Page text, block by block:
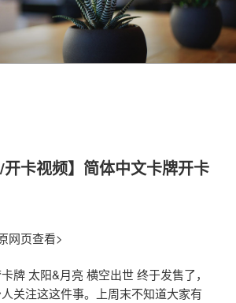
/开卡视频】简体中文卡牌开卡
网页查看>
牌 太阳&月亮 横空出世 终于发售了，
关注这这件事。上周末不知道大家有